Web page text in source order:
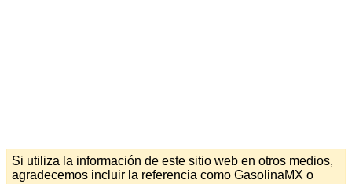
Si utiliza la información de este sitio web en otros medios,
agradecemos incluir la referencia como GasolinaMX o